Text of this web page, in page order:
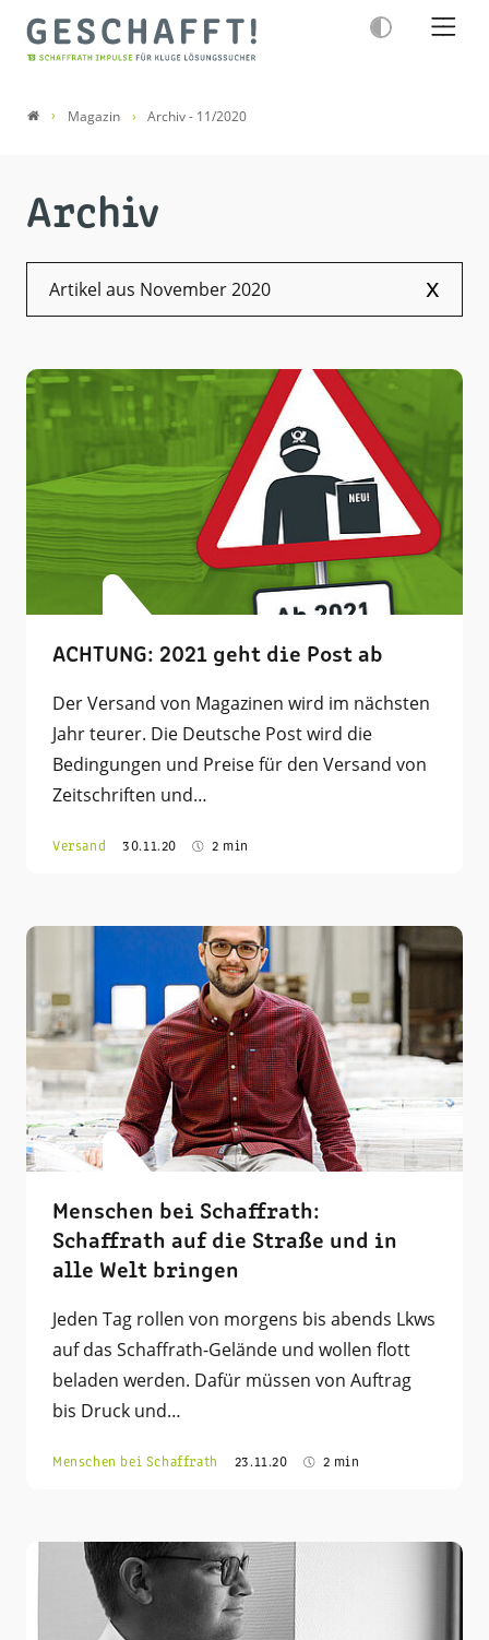
Magazin Archiv - 11/2020
Archiv
Artikel aus November 2020 x
ACHTUNG: 2021 geht die Post ab
Der Versand von Magazinen wird im nächsten
Jahr teurer. Die Deutsche Post wird die
Bedingungen und Preise für den Versand von
Zeitschriften und…
Versand 30.11.20 2 min
Menschen bei Schaffrath:
Schaffrath auf die Straße und in
alle Welt bringen
Jeden Tag rollen von morgens bis abends Lkws
auf das Schaffrath-Gelände und wollen flott
beladen werden. Dafür müssen von Auftrag
bis Druck und…
Menschen bei Schaffrath 23.11.20 2 min